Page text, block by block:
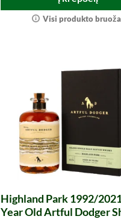
Visi produkto
Highland Park 1992/
Year Old Artful Dodger